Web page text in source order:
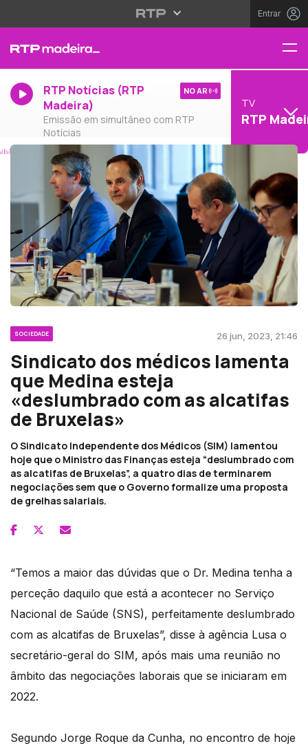
Entrar
RTP Notícias (RTP
Madeira)
Emissão em simultâneo com RTP
Notícias
NO AR
TV
RTP
SOCIEDADE 26 jun, 2023, 21:46
Sindicato dos médicos lamenta
que Medina esteja
«deslumbrado com as alcatifas
de Bruxelas»
O Sindicato Independente dos Médicos (SIM) lamentou
hoje que o Ministro das Finanças esteja “deslumbrado com
as alcatifas de Bruxelas”, a quatro dias de terminarem
negociações sem que o Governo formalize uma proposta
de grelhas salariais.
“Temos a maior das dúvidas que o Dr. Medina tenha a
perceção daquilo que está a acontecer no Serviço
Nacional de Saúde (SNS), perfeitamente deslumbrado
com as alcatifas de Bruxelas”, disse à agência Lusa o
secretário-geral do SIM, após mais uma reunião no
âmbito das negociações laborais que se iniciaram em
2022.
Segundo Jorge Roque da Cunha, no encontro de hoje